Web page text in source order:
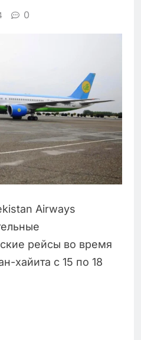
0
Airways
рейсы во время
хайита с 15 по 18